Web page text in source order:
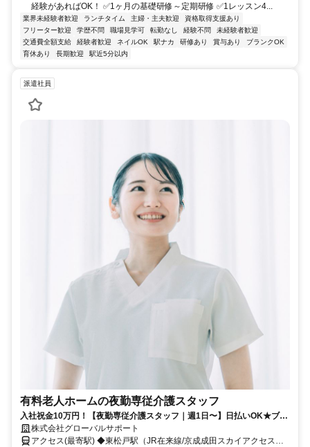
経験があればOK！ ✅1ヶ月の基礎研修～定期研修 ✅1レッスン4...
業界未経験者歓迎 ランチタイム 主婦・主夫歓迎
資格取得支援あり
フリーター歓迎
学歴不問 職場見学可 転勤なし 経験不問
未経験者歓迎
交通費全額支給
経験者歓迎 ネイルOK 駅ナカ 研修あり 賞与あり
ブランクOK
育休あり
長期歓迎 駅近5分以内
派遣社員
有料老人ホームの夜勤専従介護スタッフ
入社祝金10万円！【夜勤専従介護スタッフ｜週1日〜】日払いOK★ブラ
ンクOK／Wワーク・扶養内OK／髪色自由
株式会社グローバルサポート
アクセス(最寄駅) ◆東松戸駅（JR在来線/京成成田スカイアクセス線/